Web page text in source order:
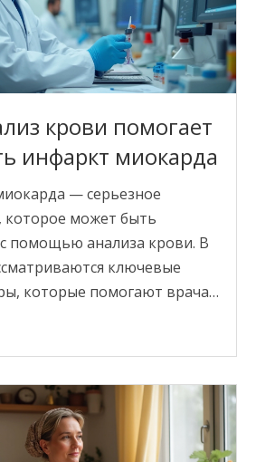
крови помогает
инфаркт миокарда
— серьезное
которое может быть
помощью анализа крови. В
ключевые
которые помогают врачам
Вовремя
диагностика и правильное
сохранить жизнь и